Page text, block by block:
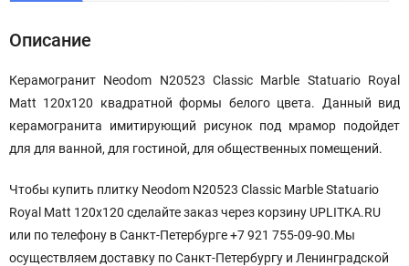
Описание
Керамогранит Neodom N20523 Classic Marble Statuario Royal
Matt 120x120 квадратной формы белого цвета. Данный вид
керамогранита имитирующий рисунок под мрамор подойдет
для для ванной, для гостиной, для общественных помещений.
Чтобы купить плитку Neodom N20523 Classic Marble Statuario
Royal Matt 120x120 сделайте заказ через корзину UPLITKA.RU
или по телефону в Санкт-Петербурге +7 921 755-09-90.Мы
осуществляем доставку по Санкт-Петербургу и Ленинградской